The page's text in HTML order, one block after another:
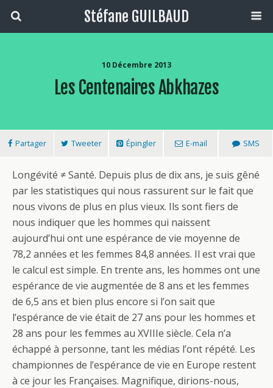
Stéfane GUILBAUD
10 Décembre 2013
Les Centenaires Abkhazes
Partager Tweeter Épingler E-mail SMS
Longévité ≠ Santé. Depuis plus de dix ans, je suis gêné
par les statistiques qui nous rassurent sur le fait que
nous vivons de plus en plus vieux. Ils sont fiers de
nous indiquer que les hommes qui naissent
aujourd’hui ont une espérance de vie moyenne de
78,2 années et les femmes 84,8 années. Il est vrai que
le calcul est simple. En trente ans, les hommes ont une
espérance de vie augmentée de 8 ans et les femmes
de 6,5 ans et bien plus encore si l’on sait que
l’espérance de vie était de 27 ans pour les hommes et
28 ans pour les femmes au XVIIIe siècle. Cela n’a
échappé à personne, tant les médias l’ont répété. Les
championnes de l’espérance de vie en Europe restent
à ce jour les Françaises. Magnifique, dirions-nous,